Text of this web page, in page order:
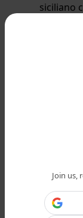
Join us,
siciliano
Da
è